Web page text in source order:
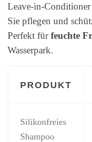
Leave-in-
Sie pflegen und
Perfekt fürfeuchte
Wasserpark.
PRODUKT
Silikonfreies
Shampoo